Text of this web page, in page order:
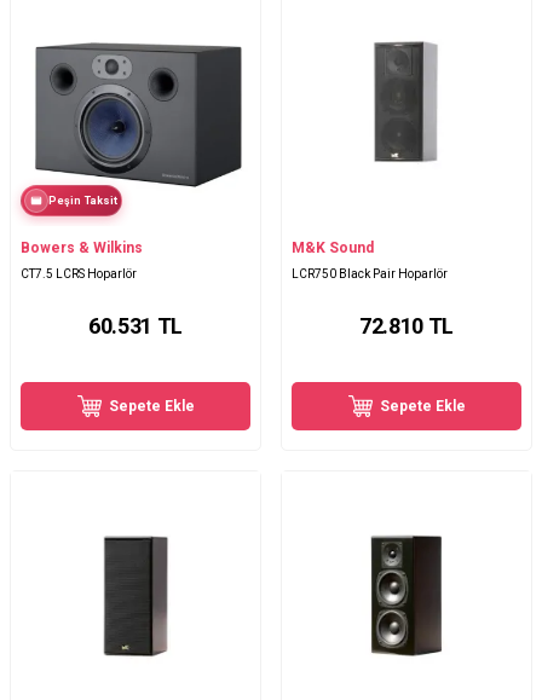
Peşin Taksit
Bowers & Wilkins
CT7.5 LCRS Hoparlör
60.531 TL
Sepete Ekle
M&K Sound
LCR750 Black Pair Hoparlör
72.810TL
Sepete Ekle